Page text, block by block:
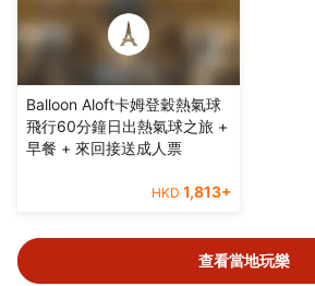
Balloon Aloft卡姆登穀熱氣球
飛行60分鐘日出熱氣球之旅 +
早餐 + 來回接送成人票
HKD 1,813+
查看當地玩樂